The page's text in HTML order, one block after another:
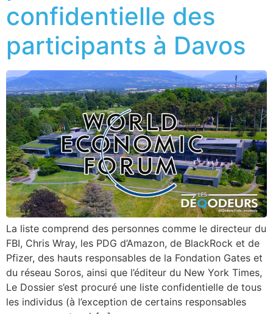
confidentielle des
participants à Davos
La liste comprend des personnes comme le directeur du
FBI, Chris Wray, les PDG d’Amazon, de BlackRock et de
Pfizer, des hauts responsables de la Fondation Gates et
du réseau Soros, ainsi que l’éditeur du New York Times,
Le Dossier s’est procuré une liste confidentielle de tous
les individus (à l’exception de certains responsables